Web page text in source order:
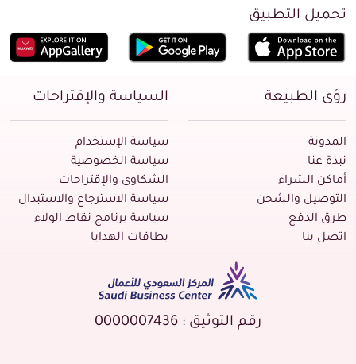
تحميل التطبيق
رؤى الطبيعة
المدونة
نبذة عنا
أماكن الشراء
التوصيل والشحن
طرق الدفع
اتصل بنا
السياسة والإقتراحات
سياسة الإستخدام
سياسة الخصوصية
الشكاوى والإقتراحات
سياسة الاسترجاع والاستبدال
سياسة برنامج نقاط الولاء
بطاقات الهدايا
رقم التوثيق : 0000007436